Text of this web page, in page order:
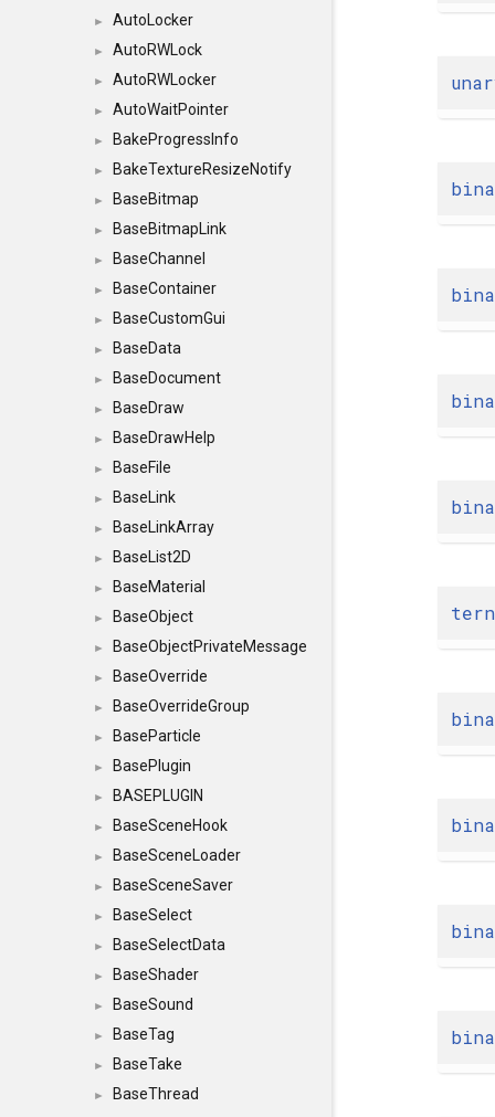
► AutoLocker
► AutoRWLock
► AutoRWLocker
► AutoWaitPointer
► BakeProgressInfo
► BakeTextureResizeNotify
► BaseBitmap
► BaseBitmapLink
► BaseChannel
► BaseContainer
► BaseCustomGui
► BaseData
► BaseDocument
► BaseDraw
► BaseDrawHelp
► BaseFile
► BaseLink
► BaseLinkArray
► BaseList2D
► BaseMaterial
► BaseObject
► BaseObjectPrivateMessage
► BaseOverride
► BaseOverrideGroup
► BaseParticle
► BasePlugin
► BASEPLUGIN
► BaseSceneHook
► BaseSceneLoader
► BaseSceneSaver
► BaseSelect
► BaseSelectData
► BaseShader
► BaseSound
► BaseTag
► BaseTake
►
BaseThread